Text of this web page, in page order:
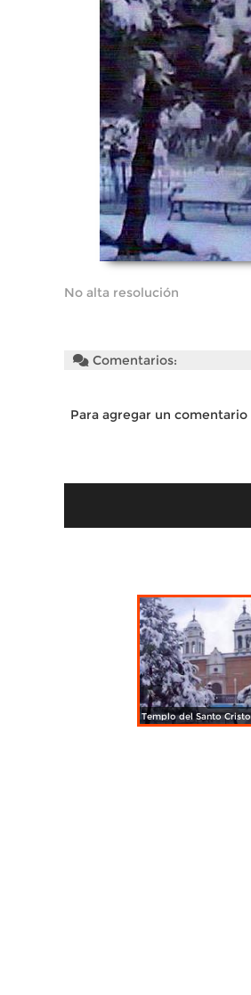
No alta resolución
Comentarios:
Para agregar un comentario